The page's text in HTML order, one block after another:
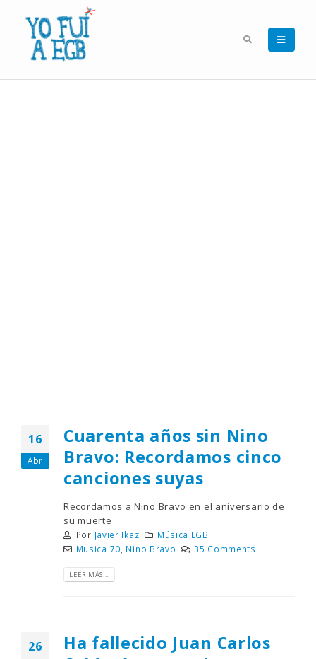
16
Abr
Cuarenta años sin Nino
Bravo: Recordamos cinco
canciones suyas
Recordamos a Nino Bravo en el aniversario de
su muerte
Por Javier Ikaz
Música EGB
Musica 70 Nino Bravo 35 Comments
LEER MÁS...
26
Ha fallecido Juan Carlos